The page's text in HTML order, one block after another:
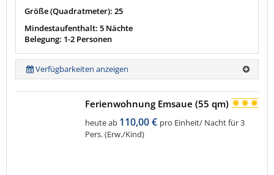
Größe (Quadratmeter): 25
Mindestaufenthalt: 5 Nächte
Belegung: 1-2 Personen
Verfügbarkeiten anzeigen
Ferienwohnung Emsaue (55 qm)
heute ab 110,00 € pro Einheit/ Nacht für 3
Pers. (Erw./Kind)